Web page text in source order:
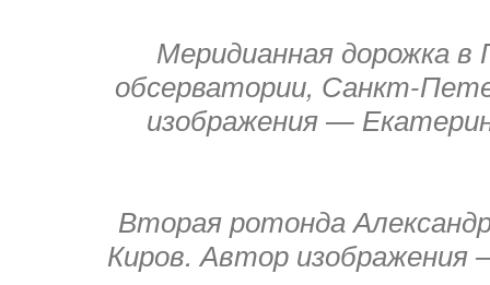
Меридианная дорожка в
обсерватории, Санкт-
изображения —
Вторая ротонда
Киров. Автор изображения